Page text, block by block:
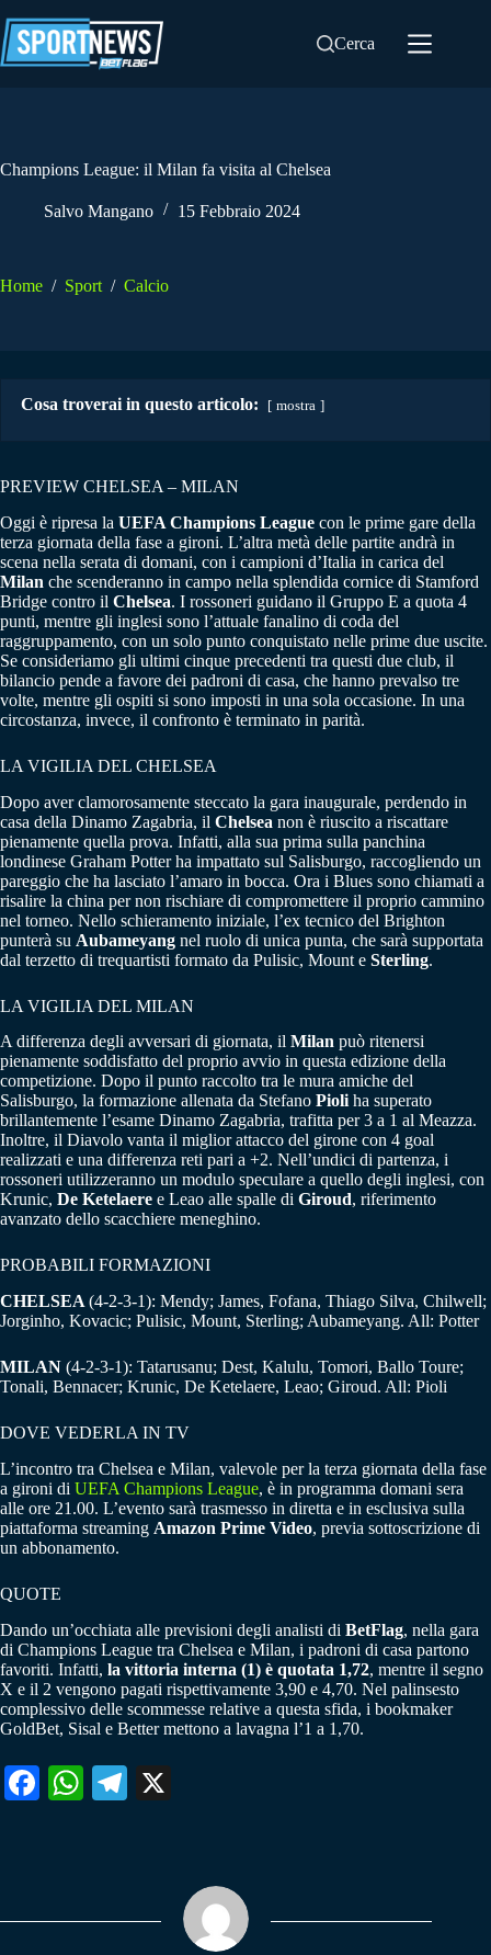
al
contenuto
Cerca
Champions League: il Milan fa visita al Chelsea
Salvo Mangano 15 Febbraio 2024
Home / Sport / Calcio
Cosa troverai in questo articolo: mostra
PREVIEW CHELSEA – MILAN
Oggi è ripresa la UEFA Champions League con le prime gare della
terza giornata della fase a gironi. L’altra metà delle partite andrà in
scena nella serata di domani, con i campioni d’Italia in carica del
Milan che scenderanno in campo nella splendida cornice di Stamford
Bridge contro il Chelsea. I rossoneri guidano il Gruppo E a quota 4
punti, mentre gli inglesi sono l’attuale fanalino di coda del
raggruppamento, con un solo punto conquistato nelle prime due uscite.
Se consideriamo gli ultimi cinque precedenti tra questi due club, il
bilancio pende a favore dei padroni di casa, che hanno prevalso tre
volte, mentre gli ospiti si sono imposti in una sola occasione. In una
circostanza, invece, il confronto è terminato in parità.
LA VIGILIA DEL CHELSEA
Dopo aver clamorosamente steccato la gara inaugurale, perdendo in
casa della Dinamo Zagabria, il Chelsea non è riuscito a riscattare
pienamente quella prova. Infatti, alla sua prima sulla panchina
londinese Graham Potter ha impattato sul Salisburgo, raccogliendo un
pareggio che ha lasciato l’amaro in bocca. Ora i Blues sono chiamati a
risalire la china per non rischiare di compromettere il proprio cammino
nel torneo. Nello schieramento iniziale, l’ex tecnico del Brighton
punterà su Aubameyang nel ruolo di unica punta, che sarà supportata
dal terzetto di trequartisti formato da Pulisic, Mount e Sterling.
LA VIGILIA DEL MILAN
A differenza degli avversari di giornata, il Milan può ritenersi
pienamente soddisfatto del proprio avvio in questa edizione della
competizione. Dopo il punto raccolto tra le mura amiche del
Salisburgo, la formazione allenata da Stefano Pioli ha superato
brillantemente l’esame Dinamo Zagabria, trafitta per 3 a 1 al Meazza.
Inoltre, il Diavolo vanta il miglior attacco del girone con 4 goal
realizzati e una differenza reti pari a +2. Nell’undici di partenza, i
rossoneri utilizzeranno un modulo speculare a quello degli inglesi, con
Krunic, De Ketelaere e Leao alle spalle di Giroud, riferimento
avanzato dello scacchiere meneghino.
PROBABILI FORMAZIONI
CHELSEA (4-2-3-1): Mendy; James, Fofana, Thiago Silva, Chilwell;
Jorginho, Kovacic; Pulisic, Mount, Sterling; Aubameyang. All: Potter
MILAN (4-2-3-1): Tatarusanu; Dest, Kalulu, Tomori, Ballo Toure;
Tonali, Bennacer; Krunic, De Ketelaere, Leao; Giroud. All: Pioli
DOVE VEDERLA IN TV
L’incontro tra Chelsea e Milan, valevole per la terza giornata della fase
a gironi di UEFA Champions League, è in programma domani sera
alle ore 21.00. L’evento sarà trasmesso in diretta e in esclusiva sulla
piattaforma streaming Amazon Prime Video, previa sottoscrizione di
un abbonamento.
QUOTE
Dando un’occhiata alle previsioni degli analisti di BetFlag, nella gara
di Champions League tra Chelsea e Milan, i padroni di casa partono
favoriti. Infatti, la vittoria interna (1) è quotata 1,72, mentre il segno
X e il 2 vengono pagati rispettivamente 3,90 e 4,70. Nel palinsesto
complessivo delle scommesse relative a questa sfida, i bookmaker
GoldBet, Sisal e Better mettono a lavagna l’1 a 1,70.
Fa W
pp
Te
m